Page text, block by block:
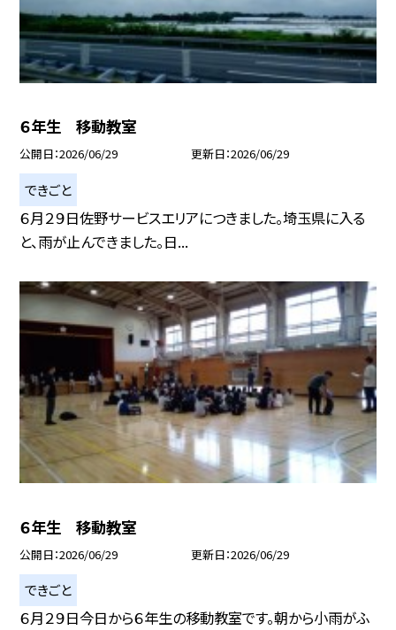
６年生 移動教室
公開日 2026/06/29 更新日 2026/06/29
できごと
６月２９日佐野サービスエリアにつきました。埼玉県に入る
と、雨が止んできました。日...
６年生 移動教室
公開日 2026/06/29 更新日 2026/06/29
できごと
６月２９日今日から６年生の移動教室です。朝から小雨がふ